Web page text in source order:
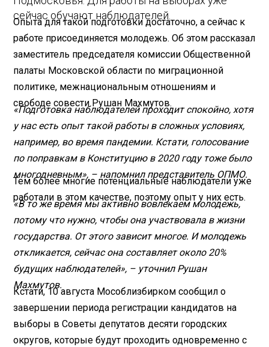
сейчас обучают наблюдателей.
Опыта для такой подготовки достаточно, а сейчас к
работе присоединяется молодежь. Об этом рассказал
заместитель председателя комиссии Общественной
палаты Московской области по миграционной
политике, межнациональным отношениям и
свободе совести Рушан Махмутов.
«Подготовка наблюдателей проходит спокойно, хотя
у нас есть опыт такой работы в сложных условиях,
например, во время пандемии. Кстати, голосование
по поправкам в Конституцию в 2020 году тоже было
многодневным», – напомнил представитель ОПМО.
Тем более многие потенциальные наблюдатели уже
работали в этом качестве, поэтому опыт у них есть.
«В то же время мы активно вовлекаем молодежь,
потому что нужно, чтобы она участвовала в жизни
государства. От этого зависит многое. И молодежь
откликается, сейчас она составляет около 20%
будущих наблюдателей», – уточнил Рушан
Махмутов.
Кстати, 10 августа Мособлизбирком сообщил о
завершении периода регистрации кандидатов на
выборы в Советы депутатов десяти городских
округов, которые будут проходить одновременно с